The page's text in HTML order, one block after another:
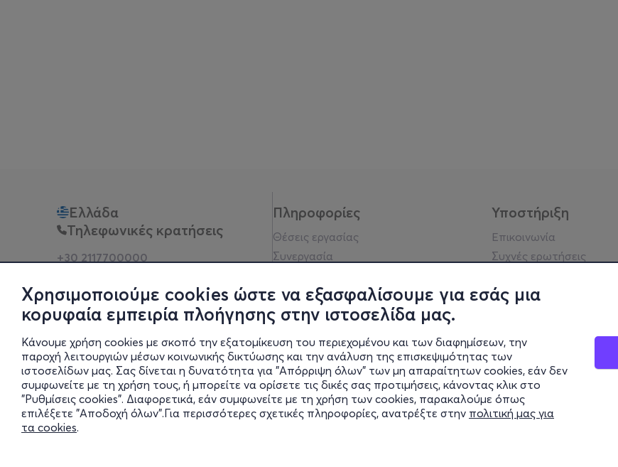
Χρησιμοποιούμε cookies ώστε να εξασφαλίσουμε για εσάς μια
κορυφαία εμπειρία πλοήγησης στην ιστοσελίδα μας.
Κάνουμε χρήση cookies με σκοπό την εξατομίκευση του περιεχομένου και των διαφημίσεων, την
παροχή λειτουργιών μέσων κοινωνικής δικτύωσης και την ανάλυση της επισκεψιμότητας των
ιστοσελίδων μας. Σας δίνεται η δυνατότητα για "Απόρριψη όλων" των μη απαραίτητων cookies, εάν δεν
συμφωνείτε με τη χρήση τους, ή μπορείτε να ορίσετε τις δικές σας προτιμήσεις, κάνοντας κλικ στο
"Ρυθμίσεις cookies". Διαφορετικά, εάν συμφωνείτε με τη χρήση των cookies, παρακαλούμε όπως
επιλέξετε "Αποδοχή όλων".Για περισσότερες σχετικές πληροφορίες, ανατρέξτε στην πολιτική μας για
τα cookies.
Ελλάδα
Τηλεφωνικές κρατήσεις
+30 2117700000
Φυσικά σημεία
Πληροφορίες
Θέσεις εργασίας
Συνεργασία
Πολιτική απορρήτου
Νομική σημείωση
Blog
Οικονομικά στοιχεία
Πολιτικές Εταιρείας
Έκθεση Διαφάνειας
Υποστήριξη
Επικοινωνία
Συχνές ερωτήσεις
Υπηρεσίες
Σύνδεση reseller